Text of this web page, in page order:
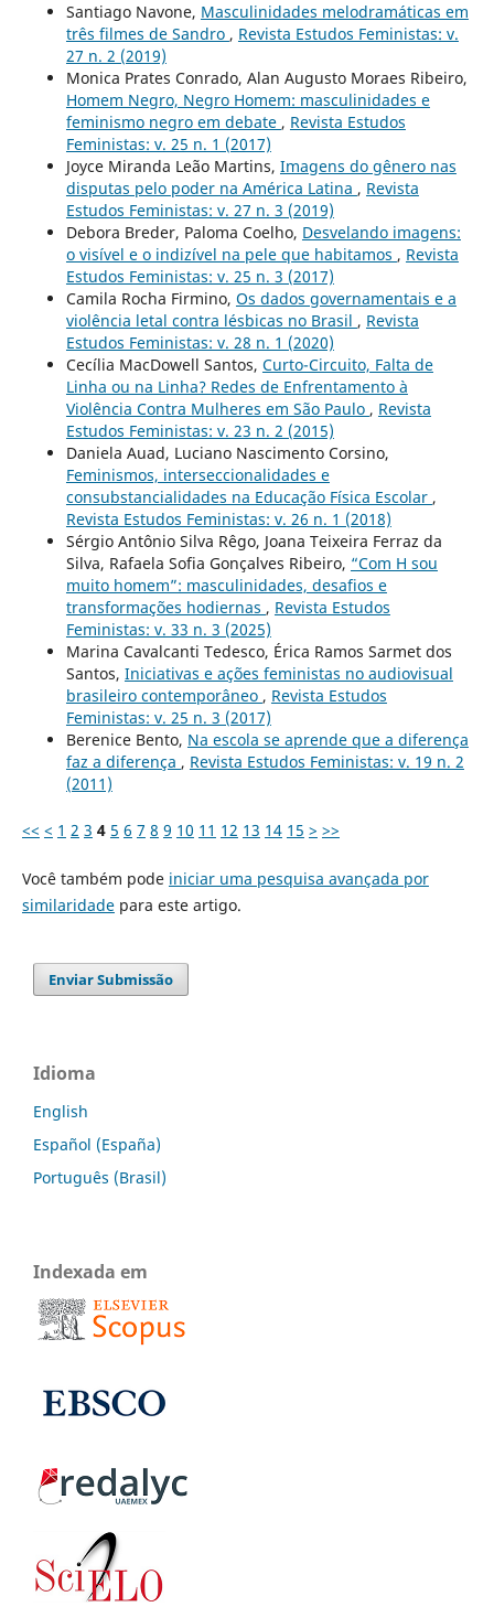
Santiago Navone, Masculinidades melodramáticas em
três filmes de Sandro , Revista Estudos Feministas: v.
27 n. 2 (2019)
Monica Prates Conrado, Alan Augusto Moraes Ribeiro,
Homem Negro, Negro Homem: masculinidades e
feminismo negro em debate , Revista Estudos
Feministas: v. 25 n. 1 (2017)
Joyce Miranda Leão Martins, Imagens do gênero nas
disputas pelo poder na América Latina , Revista
Estudos Feministas: v. 27 n. 3 (2019)
Debora Breder, Paloma Coelho, Desvelando imagens:
o visível e o indizível na pele que habitamos , Revista
Estudos Feministas: v. 25 n. 3 (2017)
Camila Rocha Firmino, Os dados governamentais e a
violência letal contra lésbicas no Brasil , Revista
Estudos Feministas: v. 28 n. 1 (2020)
Cecília MacDowell Santos, Curto-Circuito, Falta de
Linha ou na Linha? Redes de Enfrentamento à
Violência Contra Mulheres em São Paulo , Revista
Estudos Feministas: v. 23 n. 2 (2015)
Daniela Auad, Luciano Nascimento Corsino,
Feminismos, interseccionalidades e
consubstancialidades na Educação Física Escolar ,
Revista Estudos Feministas: v. 26 n. 1 (2018)
Sérgio Antônio Silva Rêgo, Joana Teixeira Ferraz da
Silva, Rafaela Sofia Gonçalves Ribeiro, “Com H sou
muito homem”: masculinidades, desafios e
transformações hodiernas , Revista Estudos
Feministas: v. 33 n. 3 (2025)
Marina Cavalcanti Tedesco, Érica Ramos Sarmet dos
Santos, Iniciativas e ações feministas no audiovisual
brasileiro contemporâneo , Revista Estudos
Feministas: v. 25 n. 3 (2017)
Berenice Bento, Na escola se aprende que a diferença
faz a diferença , Revista Estudos Feministas: v. 19 n. 2
(2011)
<< < 1 2 3 4 5 6 7 8 9 10 11 12 13 14 15 > >>
Você também pode iniciar uma pesquisa avançada por
similaridadepara este artigo.
Enviar Submissão
Idioma
English
Español (España)
Português (Brasil)
Indexada em